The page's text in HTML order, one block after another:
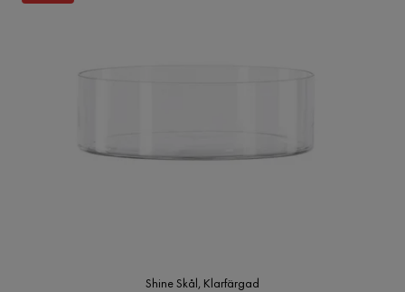
Shine Skål, Klarfärgad